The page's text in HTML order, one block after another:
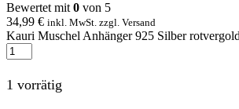
Bewertet mit 0 von 5
34,99 € inkl. MwSt. zzgl. Versand
Kauri Muschel Anhänger 925 Silber
1 vorrätig